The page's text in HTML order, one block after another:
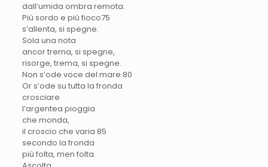
dall’umida ombra remota.
Più sordo e più fioco75
s’allenta, si spegne.
Sola una nota
ancor trema, si spegne,
risorge, trema, si spegne.
Non s’ode voce del mare.80
Or s’ode su tutta la fronda
crosciare
l’argentea pioggia
che monda,
il croscio che varia 85
secondo la fronda
più folta, men folta.